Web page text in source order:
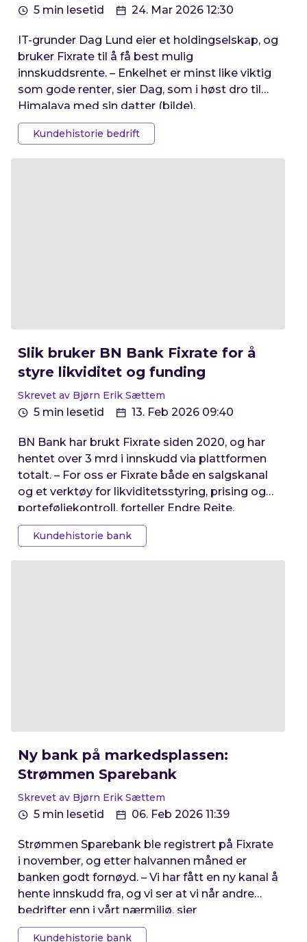
5 min lesetid 24. Mar 2026 12:30
IT-grunder Dag Lund eier et holdingselskap, og
bruker Fixrate til å få best mulig
innskuddsrente. – Enkelhet er minst like viktig
som gode renter, sier Dag, som i høst dro til
Himalaya med sin datter (bilde).
Kundehistorie bedrift
Slik bruker BN Bank Fixrate for å
styre likviditet og funding
Skrevet av Bjørn Erik Sættem
5 min lesetid 13. Feb 2026 09:40
BN Bank har brukt Fixrate siden 2020, og har
hentet over 3 mrd i innskudd via plattformen
totalt. – For oss er Fixrate både en salgskanal
og et verktøy for likviditetsstyring, prising og
porteføljekontroll, forteller Endre Reite,
direktør for personmarked og SMB i BN Bank.
Kundehistorie bank
Ny bank på markedsplassen:
Strømmen Sparebank
Skrevet av Bjørn Erik Sættem
5 min lesetid 06. Feb 2026 11:39
Strømmen Sparebank ble registrert på Fixrate
i november, og etter halvannen måned er
banken godt fornøyd. – Vi har fått en ny kanal å
hente innskudd fra, og vi ser at vi når andre
bedrifter enn i vårt nærmiljø, sier
økonomisjefen.
Kundehistorie bank